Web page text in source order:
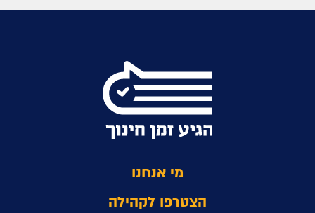
מי אנחנו
הצטרפו לקהילה